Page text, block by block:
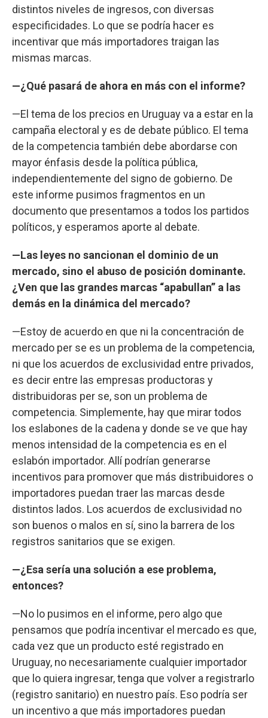
distintos niveles de ingresos, con diversas
especificidades. Lo que se podría hacer es
incentivar que más importadores traigan las
mismas marcas.
—¿Qué pasará de ahora en más con el informe?
—El tema de los precios en Uruguay va a estar en la
campaña electoral y es de debate público. El tema
de la competencia también debe abordarse con
mayor énfasis desde la política pública,
independientemente del signo de gobierno. De
este informe pusimos fragmentos en un
documento que presentamos a todos los partidos
políticos, y esperamos aporte al debate.
—Las leyes no sancionan el dominio de un
mercado, sino el abuso de posición dominante.
¿Ven que las grandes marcas “apabullan” a las
demás en la dinámica del mercado?
—Estoy de acuerdo en que ni la concentración de
mercado per se es un problema de la competencia,
ni que los acuerdos de exclusividad entre privados,
es decir entre las empresas productoras y
distribuidoras per se, son un problema de
competencia. Simplemente, hay que mirar todos
los eslabones de la cadena y donde se ve que hay
menos intensidad de la competencia es en el
eslabón importador. Allí podrían generarse
incentivos para promover que más distribuidores o
importadores puedan traer las marcas desde
distintos lados. Los acuerdos de exclusividad no
son buenos o malos en sí, sino la barrera de los
registros sanitarios que se exigen.
—¿Esa sería una solución a ese problema,
entonces?
—No lo pusimos en el informe, pero algo que
pensamos que podría incentivar el mercado es que,
cada vez que un producto esté registrado en
Uruguay, no necesariamente cualquier importador
que lo quiera ingresar, tenga que volver a registrarlo
(registro sanitario) en nuestro país. Eso podría ser
un incentivo a que más importadores puedan